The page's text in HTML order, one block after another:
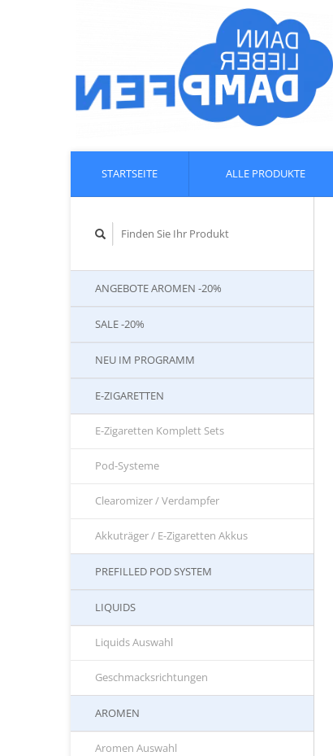
STARTSEITE ALLE PRODUKTE
ANGEBOTE AROMEN -20%
SALE -20%
NEU IM PROGRAMM
E-ZIGARETTEN
E-Zigaretten Komplett Sets
Pod-Systeme
Clearomizer / Verdampfer
Akkuträger / E-Zigaretten Akkus
PREFILLED POD SYSTEM
LIQUIDS
Liquids Auswahl
Geschmacksrichtungen
AROMEN
Aromen Auswahl